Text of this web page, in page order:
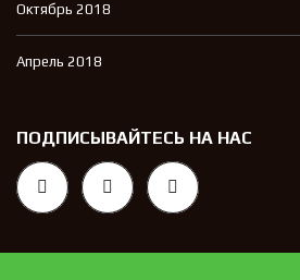
Октябрь 2018
Апрель 2018
ПОДПИСЫВАЙТЕСЬ НА НАС